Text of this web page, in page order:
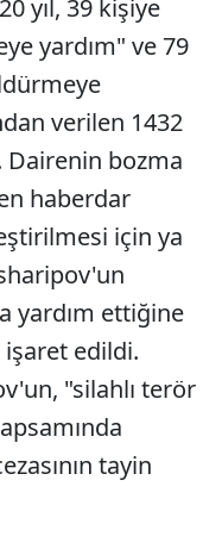
yıl, 39 kişiye
yardım" ve 79
verilen 1432
Dairenin bozma
haberdar
için ya
yardım ettiğine
işaret edildi.
"silahlı terör
tayin